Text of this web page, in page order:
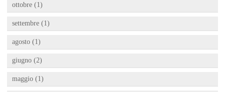
ottobre (1)
settembre (1)
agosto (1)
giugno (2)
maggio (1)